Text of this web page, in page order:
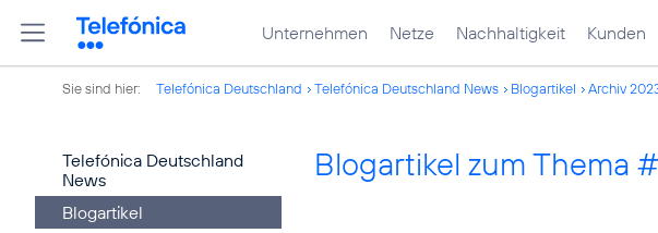
Unternehmen Netze Nachhaltigkeit Kunden
Sie sind hier: Telefónica Deutschland Telefónica Deutschland News Blogartikel Archiv
Telefónica Deutschland
News
Blogartikel
Blogartikel zum Thema